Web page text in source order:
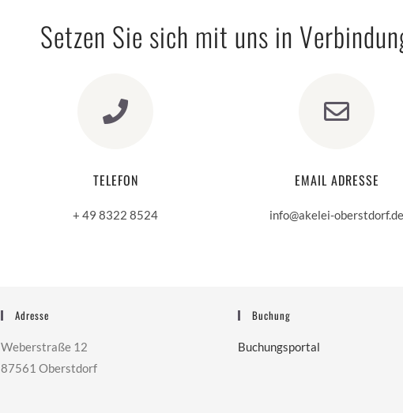
Setzen Sie sich mit uns in
TELEFON
+ 49 8322 8524
EMAIL ADRESSE
info@akelei-oberstdorf.de
Adresse
Weberstraße 12
87561 Oberstdorf
Buchung
Buchungsportal